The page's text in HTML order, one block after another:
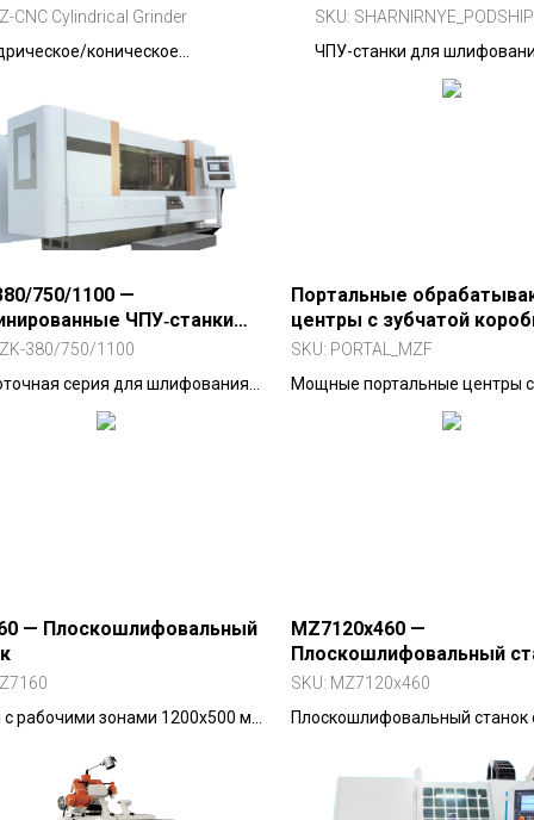
CNC Cylindrical Grinder
коническое
циклами.
SKU:
ЧПУ-станки для
сферических (шарнирных)
750/1100 —
ЧПУ‑станки
внутренней
380/750/1100
серия для шлифования
трапецеидальных и
резьб на малых деталях.
Портальные
центры с зубчатой
SKU: PORTAL_MZF
Мощные портальные центры
крутящим моментом для
— Плоскошлифовальный
с рабочими зонами 1200х500 мм,
BZD, ZD, CK
MZ7120x460 —
Плоскошлифовальный
SKU: MZ7120x460
Плоскошлифовальный станок